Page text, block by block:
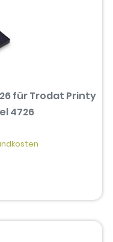
für Trodat Printy
4726